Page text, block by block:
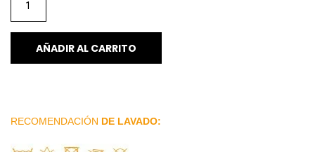
AÑADIR AL CARRITO
RECOMENDACIÓN DE LAVADO: